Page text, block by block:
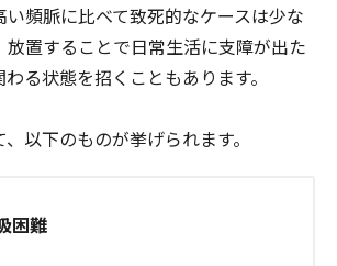
頻脈に比べて致死的なケースは少な
放置することで日常生活に支障が出た
る状態を招くこともあります。
以下のものが挙げられます。
困難